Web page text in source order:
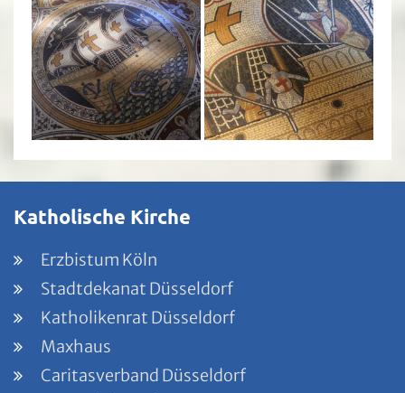
Katholische Kirche
Erzbistum Köln
Stadtdekanat Düsseldorf
Katholikenrat Düsseldorf
Maxhaus
Caritasverband Düsseldorf